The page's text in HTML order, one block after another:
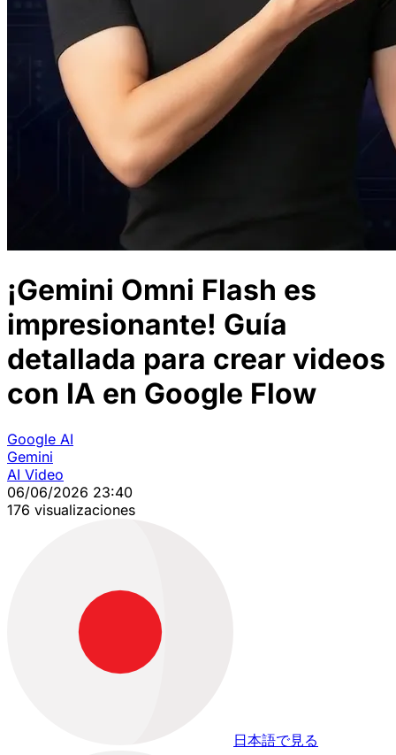
¡Gemini Omni Flash es
impresionante! Guía
detallada para crear videos
con IA en Google Flow
Google AI
Gemini
AI Video
06/06/2026 23:40
176 visualizaciones
日本語で見る